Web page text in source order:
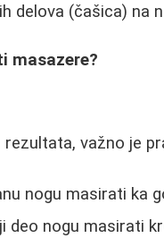
delova (čašica) na
masazere?
rezultata, važno je
nogu masirati ka
deo nogu masirati